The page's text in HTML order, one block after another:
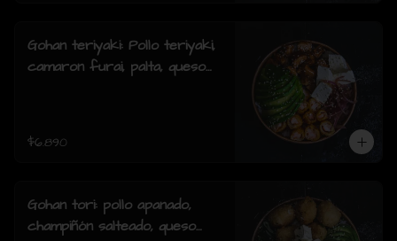
Gohan teriyaki: Pollo teriyaki,
camaron furai, palta, queso
$6.890
Gohan tori: pollo apanado,
champiñón salteado, queso